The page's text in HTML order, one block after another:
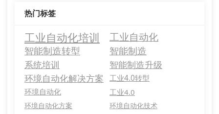
热门标签
工业自动化培训
工业自动化
智能制造转型
智能制造
系统培训 智能制造升级
环境自动化解决方案
工业4.0转型
环境自动化
工业4.0
环境自动化方案
环境自动化技术